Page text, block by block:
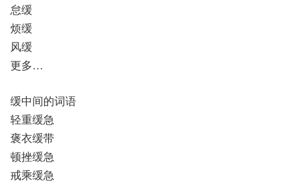
怠缓
烦缓
风缓
更多…
缓中间的词语
轻重缓急
褒衣缓带
顿挫缓急
戒乘缓急